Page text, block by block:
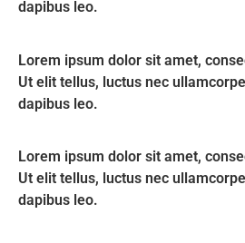
dapibus leo.
Lorem ipsum dolor sit amet,
Ut elit tellus, luctus nec
dapibus leo.
Lorem ipsum dolor sit amet,
Ut elit tellus, luctus nec
dapibus leo.